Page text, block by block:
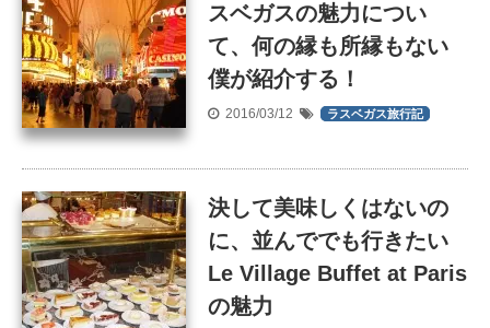
スベガスの魅力につい
て、何の縁も所縁もない
僕が紹介する！
2016/03/12 ラスベガス旅行記
決して美味しくはないの
に、並んででも行きたい
Le Village Buffet at Paris
の魅力